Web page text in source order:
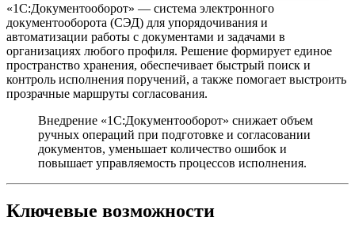
«1С:Документооборот» — система электронного
документооборота (СЭД) для упорядочивания и
автоматизации работы с документами и задачами в
организациях любого профиля. Решение формирует единое
пространство хранения, обеспечивает быстрый поиск и
контроль исполнения поручений, а также помогает выстроить
прозрачные маршруты согласования.
Внедрение «1С:Документооборот» снижает объем
ручных операций при подготовке и согласовании
документов, уменьшает количество ошибок и
повышает управляемость процессов исполнения.
Ключевые возможности